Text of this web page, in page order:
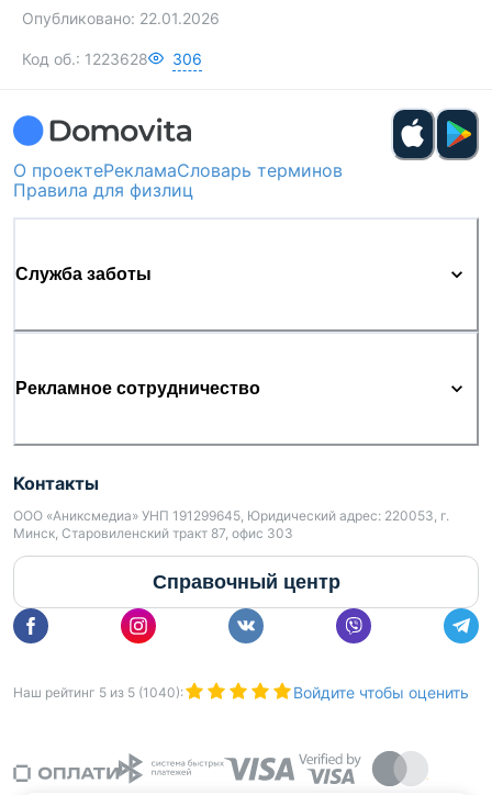
Опубликовано: 22.01.2026
Код об.: 1223628 306
О проектеРекламаСловарь терминов
Правила для физлиц
Служба заботы
Рекламное сотрудничество
Контакты
ООО «Аниксмедиа» УНП 191299645, Юридический адрес: 220053, г.
Минск, Старовиленский тракт 87, офис 303
Справочный центр
Наш рейтинг 5 из 5 (1040): Войдите чтобы оценить